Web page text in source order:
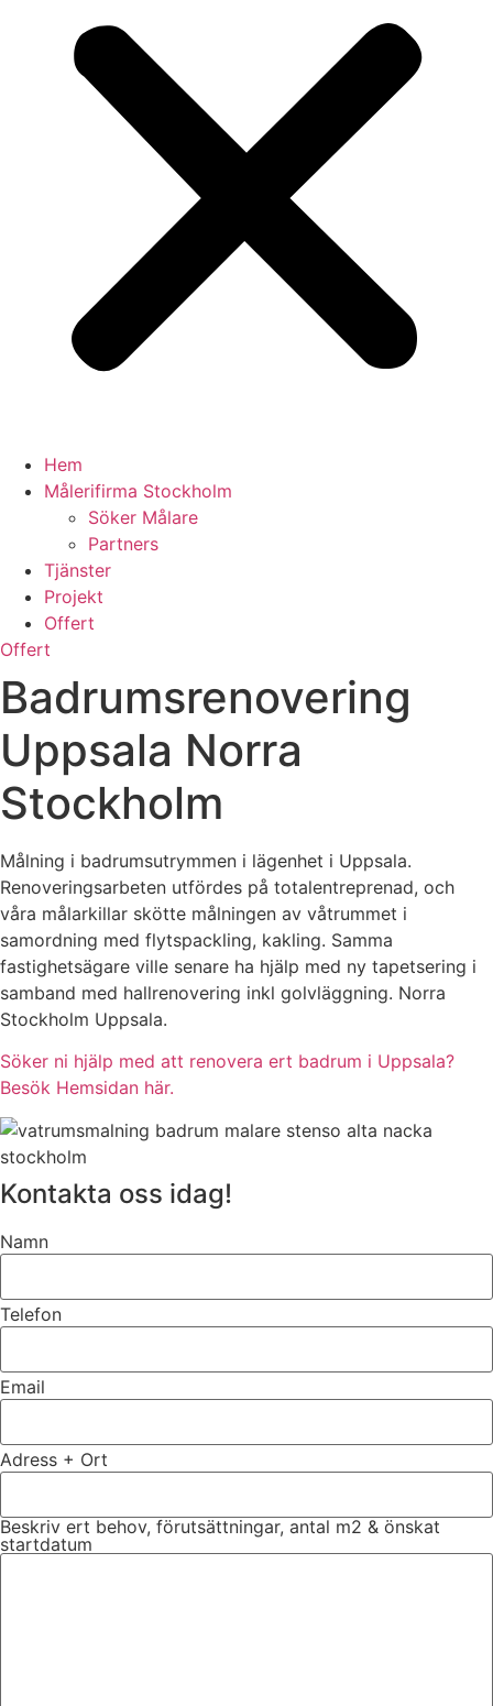
Hem
Målerifirma Stockholm
Söker Målare
Partners
Tjänster
Projekt
Offert
Offert
Badrumsrenovering
Uppsala Norra
Stockholm
Målning i badrumsutrymmen i lägenhet i Uppsala.
Renoveringsarbeten utfördes på totalentreprenad, och
våra målarkillar skötte målningen av våtrummet i
samordning med flytspackling, kakling. Samma
fastighetsägare ville senare ha hjälp med ny tapetsering i
samband med hallrenovering inkl golvläggning. Norra
Stockholm Uppsala.
Söker ni hjälp med att renovera ert badrum i Uppsala?
Besök Hemsidan här.
Kontakta oss idag!
Namn
Telefon
Email
Adress + Ort
Beskriv ert behov, förutsättningar, antal m2 & önskat
startdatum